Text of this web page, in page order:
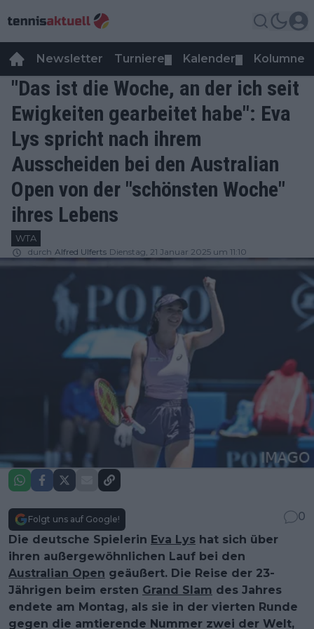
Newsletter Turniere Kalender Kolumnen
"Das ist die Woche, an der ich seit
Ewigkeiten gearbeitet habe": Eva
Lys spricht nach ihrem
Ausscheiden bei den Australian
Open von der "schönsten Woche"
ihres Lebens
WTA
durch Alfred Ulferts Dienstag, 21 Januar 2025 um 11:10
Folgt uns auf Google!
0
Die deutsche Spielerin Eva Lys hat sich über
ihren außergewöhnlichen Lauf bei den
Australian Open geäußert. Die Reise der 23-
Jährigen beim ersten Grand Slam des Jahres
endete am Montag, als sie in der vierten Runde
gegen die amtierende Nummer zwei der Welt,